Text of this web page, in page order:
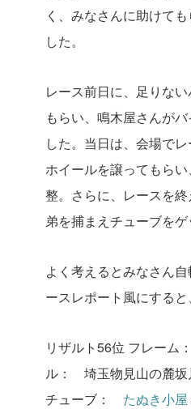
く、みなさんに助けて
した。
レース前日に、足りな
もらい、鳴木屋さんが
した。 当日は、会場で
ホイールを譲ってもら
整。さらに、レースを
弟を捕まえチューブをゲ
よく考えるとみなさん
ースレポート風にすると、
リザルト56位 フレーム：
ル： 埼玉物見山の麓
チューブ： たぬき小屋